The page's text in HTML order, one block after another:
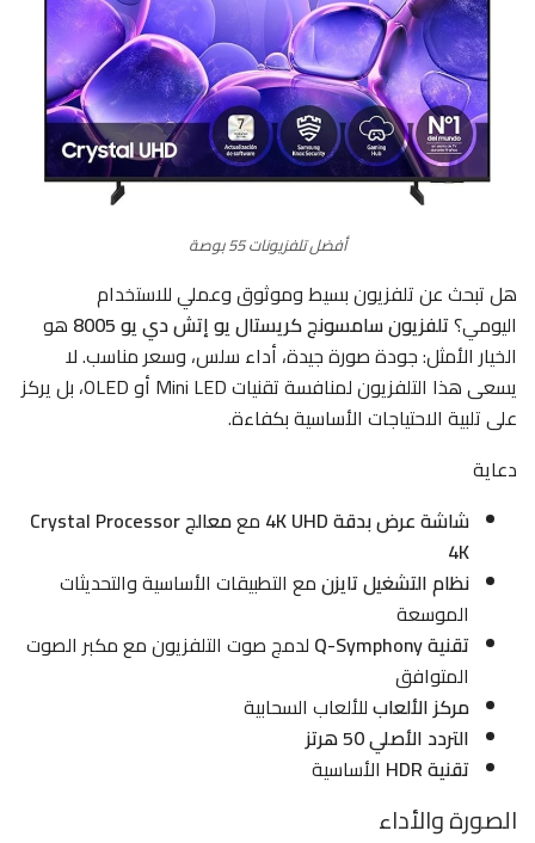
أفضل تلفزيونات 55 بوصة
هل تبحث عن تلفزيون بسيط وموثوق وعملي للاستخدام
اليومي؟تلفزيون سامسونج كريستال يو إتش دي يو 8005
هو
الخيار الأمثل: جودة صورة جيدة، أداء سلس، وسعر مناسب. لا
يسعى هذا التلفزيون لمنافسة تقنيات Mini LED أو OLED، بل يركز
على تلبية الاحتياجات الأساسية بكفاءة.
دعاية
شاشة عرض بدقة 4K UHD
مع
معالج Crystal Processor
4K
نظام التشغيل تايزنمع التطبيقات الأساسية والتحديثات
الموسعة
تقنية Q-Symphony
لدمج صوت التلفزيون مع مكبر الصوت
المتوافق
مركز الألعابللألعاب السحابية
التردد الأصلي 50 هرتز
تقنية HDR
الأساسية
الصورة والأداء